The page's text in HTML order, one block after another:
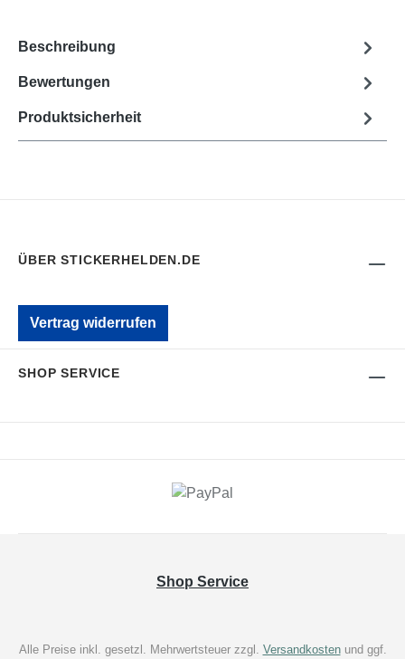
Beschreibung
Bewertungen
Produktsicherheit
ÜBER STICKERHELDEN.DE
Vertrag widerrufen
SHOP SERVICE
Shop Service
Alle Preise inkl. gesetzl. Mehrwertsteuer zzgl. Versandkostenund ggf.